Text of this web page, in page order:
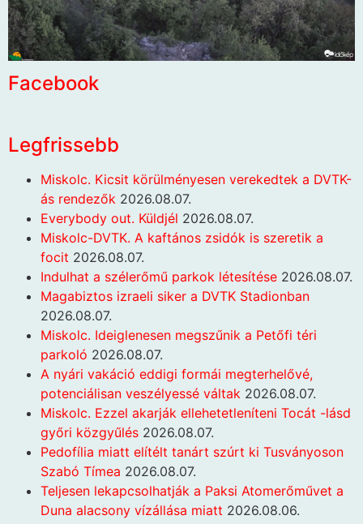
Facebook
Legfrissebb
Miskolc. Kicsit körülményesen verekedtek a DVTK-
ás rendezők 2026.08.07.
Everybody out. Küldjél 2026.08.07.
Miskolc-DVTK. A kaftános zsidók is szeretik a
focit 2026.08.07.
Indulhat a szélerőmű parkok létesítése 2026.08.07.
Magabiztos izraeli siker a DVTK Stadionban
2026.08.07.
Miskolc. Ideiglenesen megszűnik a Petőfi téri
parkoló 2026.08.07.
A nyári vakáció eddigi formái megterhelővé,
potenciálisan veszélyessé váltak 2026.08.07.
Miskolc. Ezzel akarják ellehetetleníteni Tocát -lásd
győri közgyűlés 2026.08.07.
Pedofília miatt elítélt tanárt szúrt ki Tusványoson
Szabó Tímea 2026.08.07.
Teljesen lekapcsolhatják a Paksi Atomerőművet a
Duna alacsony vízállása miatt 2026.08.06.